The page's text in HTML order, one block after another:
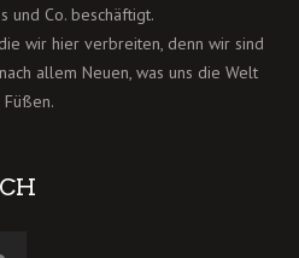
und Co. beschäftigt.
wir hier verbreiten, denn wir sind
allem Neuen, was uns die Welt